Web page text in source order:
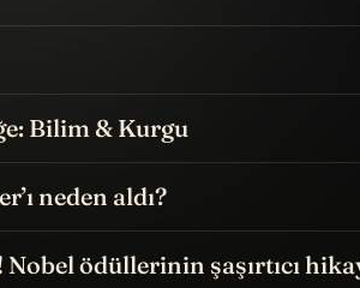
Bilim & Kurgu
neden aldı?
ödüllerinin şaşırtıcı